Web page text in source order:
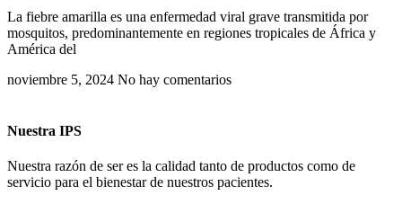
La fiebre amarilla es una enfermedad viral grave transmitida por
mosquitos, predominantemente en regiones tropicales de África y
América del
noviembre 5, 2024 No hay comentarios
Nuestra IPS
Nuestra razón de ser es la calidad tanto de productos como de
servicio para el bienestar de nuestros pacientes.